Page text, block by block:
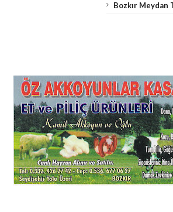
Bozkır Meydan